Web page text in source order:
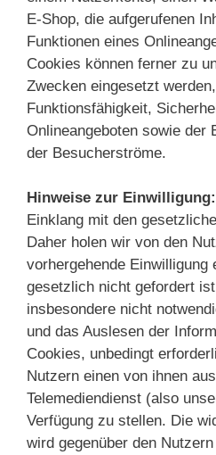
E-Shop, die aufgerufenen
Funktionen eines
Cookies können ferner zu
Zwecken eingesetzt
Funktionsfähigkeit,
Onlineangeboten sowie der
der Besucherströme.
Hinweise zur Einwilligung:
Einklang mit den
Daher holen wir von den
vorhergehende Einwilligung
gesetzlich nicht gefordert
insbesondere nicht
und das Auslesen der
Cookies, unbedingt
Nutzern einen von ihnen
Telemediendienst (also
Verfügung zu stellen. Die
wird gegenüber den